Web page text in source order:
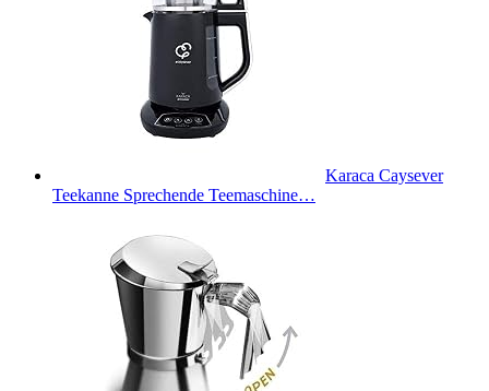
Karaca Caysever
Teekanne Sprechende Teemaschine…